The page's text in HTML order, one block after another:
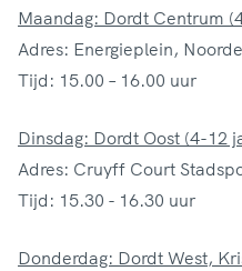
Maandag: Dordt Centrum
Adres: Energieplein,
Tijd: 15.00 – 16.00 uur
Dinsdag: Dordt Oost (4-12
Adres: Cruyff Court
Tijd: 15.30 - 16.30 uur
Donderdag: Dordt West,